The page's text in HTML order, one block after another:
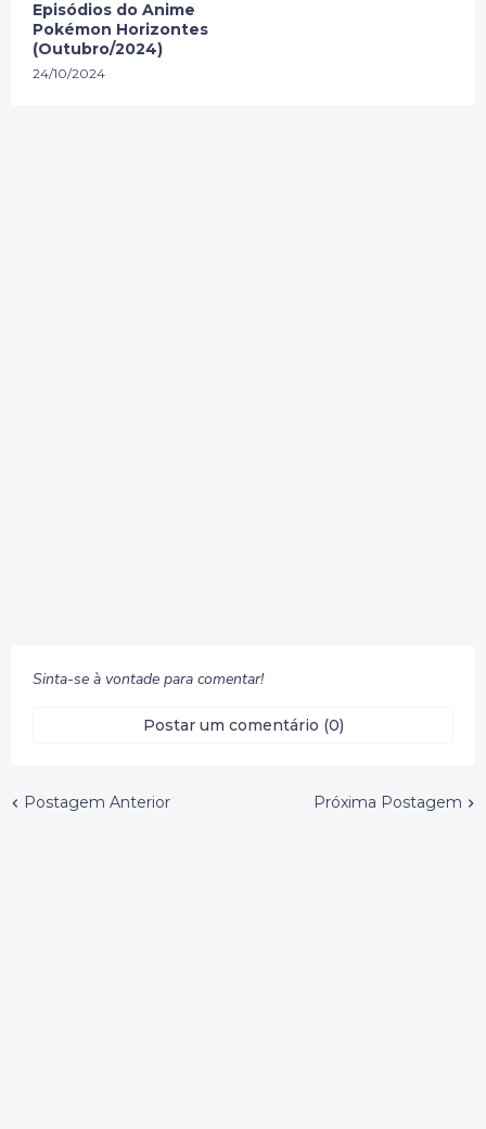
Episódios do Anime
Pokémon Horizontes
(Outubro/2024)
24/10/2024
Sinta-se à vontade para comentar!
Postar um comentário (0)
Postagem Anterior Próxima Postagem